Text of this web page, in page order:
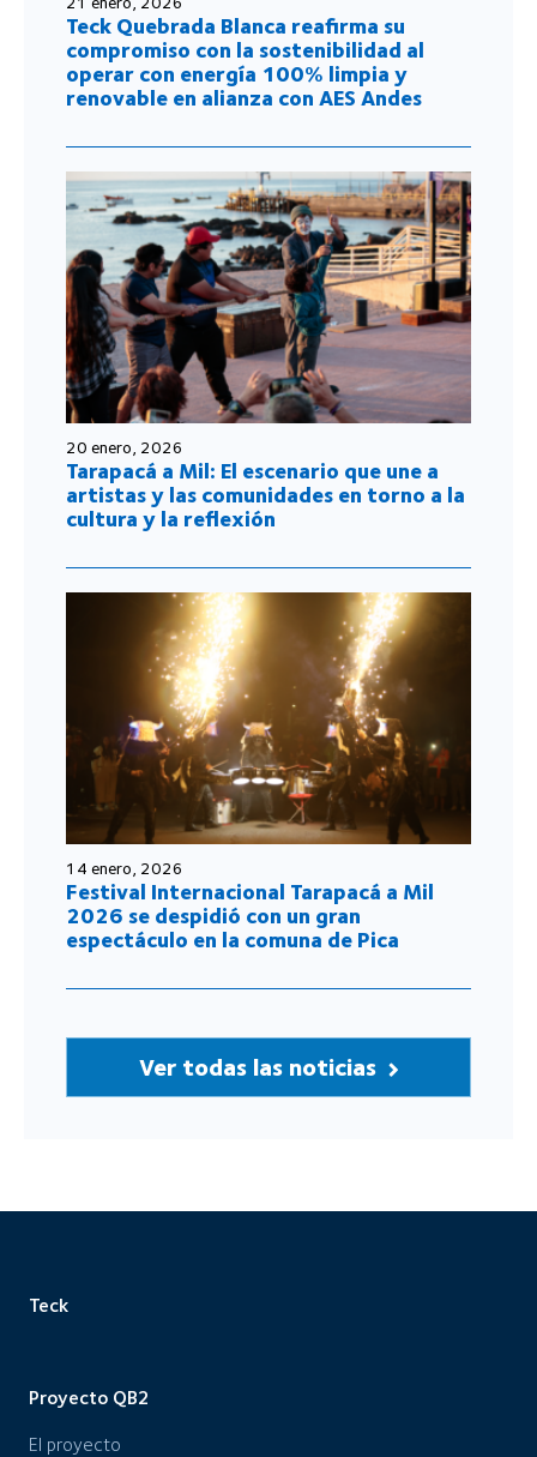
Teck Quebrada Blanca reafirma su
compromiso con la sostenibilidad al
operar con energía 100% limpia y
renovable en alianza con AES Andes
20 enero, 2026
Tarapacá a Mil: El escenario que une a
artistas y las comunidades en torno a la
cultura y la reflexión
14 enero, 2026
Festival Internacional Tarapacá a Mil
2026 se despidió con un gran
espectáculo en la comuna de Pica
Ver todas las noticias
Teck
Proyecto QB2
El proyecto